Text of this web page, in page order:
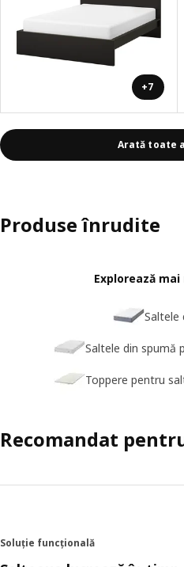
+7
Arată toate
Produse înrudite
Explorează
Saltele
Saltele din spumă
Toppere pentru
Recomandat
Soluție funcțională